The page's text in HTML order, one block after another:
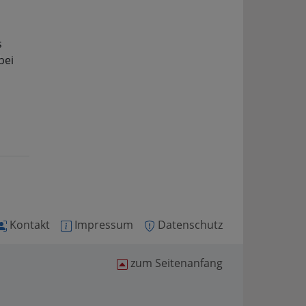
Datenschutz
Impressum
Kontakt
zum Seitenanfang